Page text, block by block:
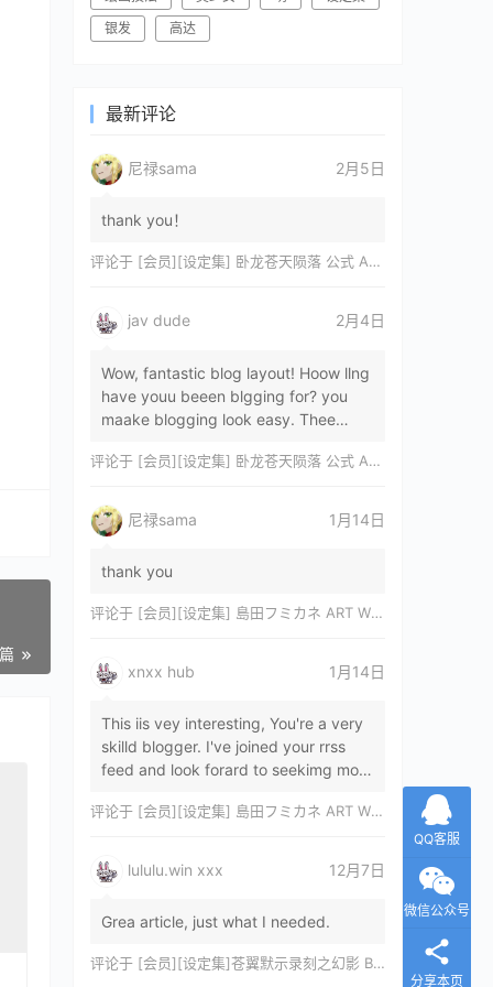
银发
高达
最新评论
尼禄sama 2月5日
thank you！
评论于 [会员][设定集] 卧龙苍天陨落 公式 ARTWORKS[DL]
jav dude 2月4日
Wow, fantastic blog layout! Hoow llng
have youu beeen blgging for? you
maake blogging look easy. Thee
magnificent, let…
评论于 [会员][设定集] 卧龙苍天陨落 公式 ARTWORKS[DL]
尼禄sama 1月14日
thank you
评论于 [会员][设定集] 島田フミカネ ART WORKS EXTRA Luminous Witches[DL]
xnxx hub 1月14日
This iis vey interesting, You're a very
skilld blogger. I've joined your rrss
feed and look forard to seekimg mor
评论于 [会员][设定集] 島田フミカネ ART WORKS EXTRA Luminous Witches[DL]
lululu.win xxx 12月7日
Grea article, just what I needed.
评论于 [会员][设定集]苍翼默示录刻之幻影 BLAZBLUE CHRONOPHANTASMA 公式設定資料集II
QQ客服
微信公众号
分享本页